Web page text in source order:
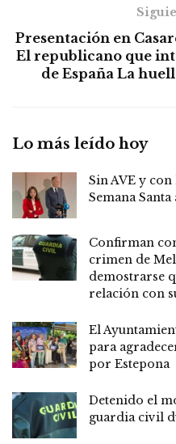
Presentación en
El republicano que
de España La
Lo más leído hoy
Sin AVE y con
Semana Santa
Confirman
crimen de
demostrarse
relación con
El
para
por Estepona
Detenido el
guardia civil